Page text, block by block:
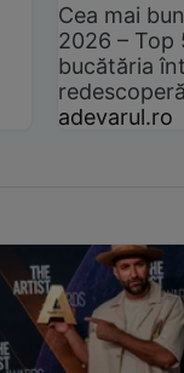
Cea mai
2026 –
bucătăria
adevarul.ro